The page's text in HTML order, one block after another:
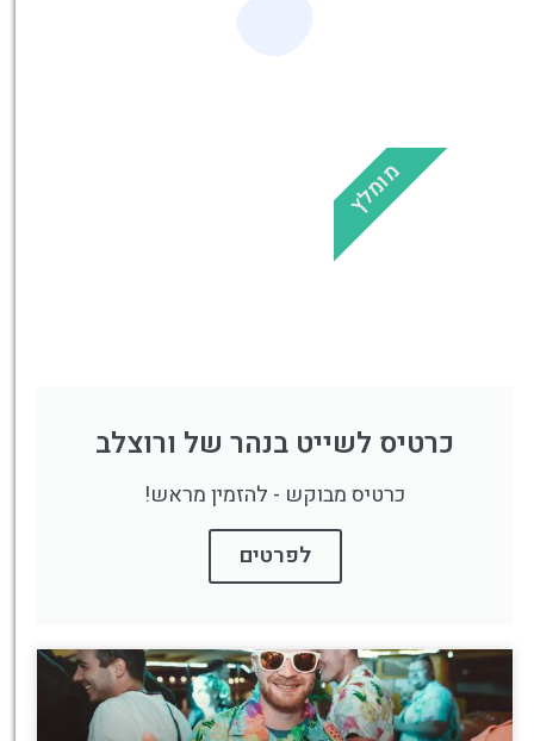
כרטיס לשייט בנהר של ורוצלב
כרטיס מבוקש - להזמין מראש!
לפרטים
מומלץ